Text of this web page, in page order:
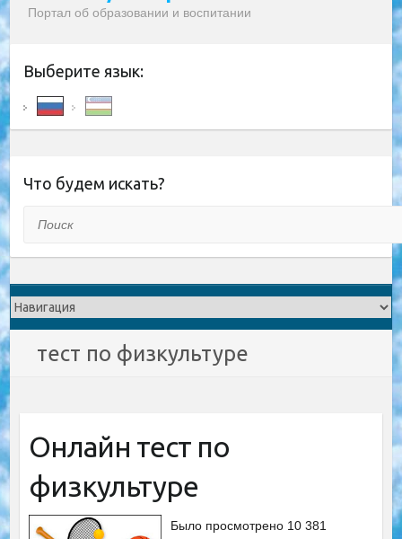
Портал об образовании и воспитании
Выберите язык:
Что будем искать?
тест по физкультуре
Онлайн тест по
физкультуре
Было просмотрено 10 381